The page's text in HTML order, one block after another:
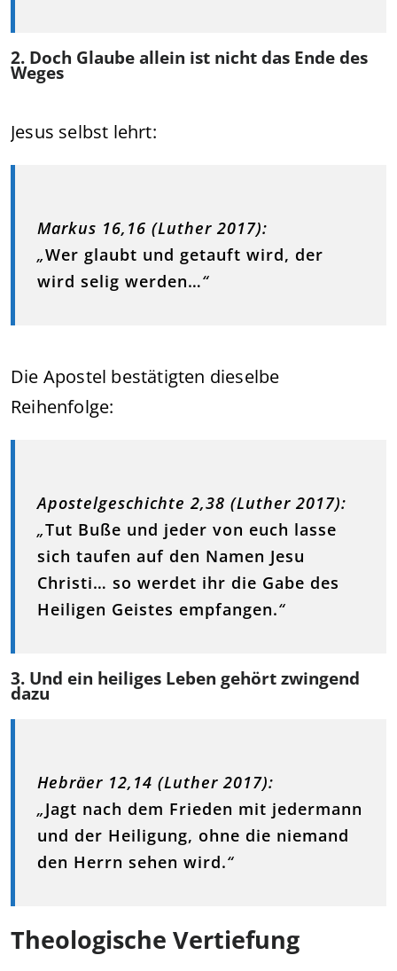
2. Doch Glaube allein ist nicht das Ende des
Weges
Jesus selbst lehrt:
Markus 16,16 (Luther 2017):
„Wer glaubt und getauft wird, der
wird selig werden…“
Die Apostel bestätigten dieselbe
Reihenfolge:
Apostelgeschichte 2,38 (Luther 2017):
„Tut Buße und jeder von euch lasse
sich taufen auf den Namen Jesu
Christi… so werdet ihr die Gabe des
Heiligen Geistes empfangen.“
3. Und ein heiliges Leben gehört zwingend
dazu
Hebräer 12,14 (Luther 2017):
„Jagt nach dem Frieden mit jedermann
und der Heiligung, ohne die niemand
den Herrn sehen wird.“
Theologische Vertiefung